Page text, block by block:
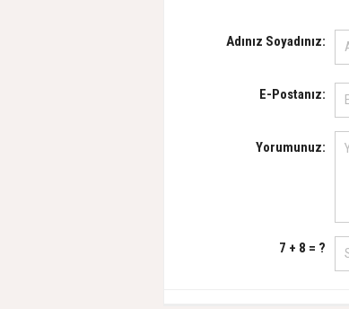
Adınız Soyadınız:
E-Postanız:
Yorumunuz:
7 + 8 = ?